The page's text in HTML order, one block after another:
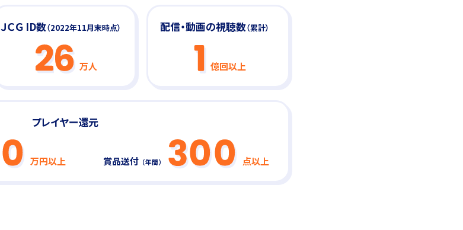
ＪＣＧ ID数（2022年11月末時点）
万人
配信・動画の視聴数（累計）
億回以上
プレイヤー還元
万円以上 賞品送付 （年間） 点以上